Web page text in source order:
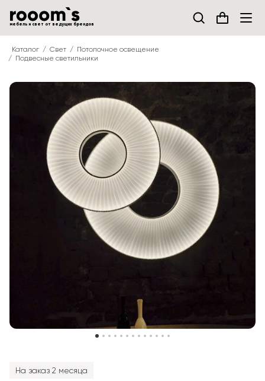
мебель и свет от ведущих брендов
Каталог Свет
Потолочное освещение
Подвесные светильники
На заказ 2 месяца